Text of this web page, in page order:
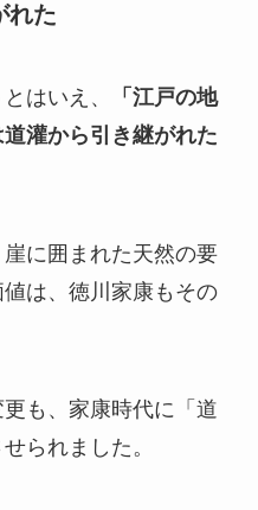
れた
はいえ、
「江戸の地
灌から引き継がれた
に囲まれた天然の要
は、徳川家康もその
も、家康時代に「道
られました。